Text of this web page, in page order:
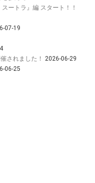
ートラ』編 スタート！！
07-19
されました！
2026-06-29
06-25